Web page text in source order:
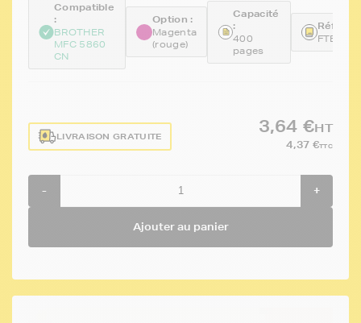
Compatible
:
BROTHER
MFC 5860
CN
Option :
Magenta
(rouge)
Capacité
:
400
pages
LIVRAISON GRATUITE
3,64 €HT
4,37 €TTC
- +
Ajouter au panier